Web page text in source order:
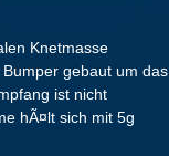
Knetmasse
gebaut um das
ist nicht
hÃ¤lt sich mit 5g